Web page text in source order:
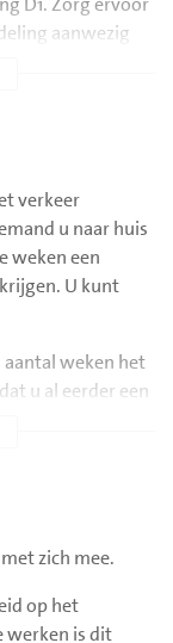
aanwezig
liggen en krijgt
de
in het bloed
gegeven
gehemelte.
de
op de
U wordt dan
verkeer
u naar huis
weken een
U kunt
aantal weken het
u al eerder een
wordt. Dit
zijn de
zich mee.
op het
werken is dit